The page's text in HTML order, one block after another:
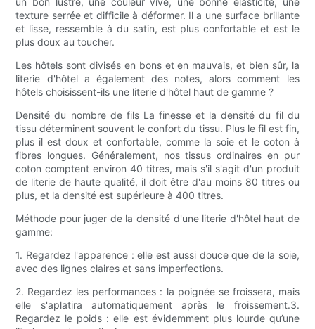
texture serrée et difficile à déformer. Il a une surface brillante
et lisse, ressemble à du satin, est plus confortable et est le
plus doux au toucher.
Les hôtels sont divisés en bons et en mauvais, et bien sûr, la
literie d'hôtel a également des notes, alors comment les
hôtels choisissent-ils une literie d'hôtel haut de gamme ?
Densité du nombre de fils La finesse et la densité du fil du
tissu déterminent souvent le confort du tissu. Plus le fil est fin,
plus il est doux et confortable, comme la soie et le coton à
fibres longues. Généralement, nos tissus ordinaires en pur
coton comptent environ 40 titres, mais s'il s'agit d'un produit
de literie de haute qualité, il doit être d'au moins 80 titres ou
plus, et la densité est supérieure à 400 titres.
Méthode pour juger de la densité d'une literie d'hôtel haut de
gamme:
1. Regardez l'apparence : elle est aussi douce que de la soie,
avec des lignes claires et sans imperfections.
2. Regardez les performances : la poignée se froissera, mais
elle s'aplatira automatiquement après le froissement.3.
Regardez le poids : elle est évidemment plus lourde qu’une